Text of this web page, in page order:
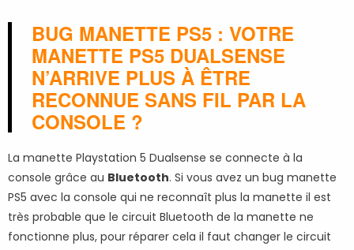
BUG MANETTE PS5 : VOTRE
MANETTE PS5 DUALSENSE
N’ARRIVE PLUS À ÊTRE
RECONNUE SANS FIL PAR LA
CONSOLE ?
La manette Playstation 5 Dualsense se connecte à la
console grâce au Bluetooth. Si vous avez un bug manette
PS5 avec la console qui ne reconnaît plus la manette il est
très probable que le circuit Bluetooth de la manette ne
fonctionne plus, pour réparer cela il faut changer le circuit